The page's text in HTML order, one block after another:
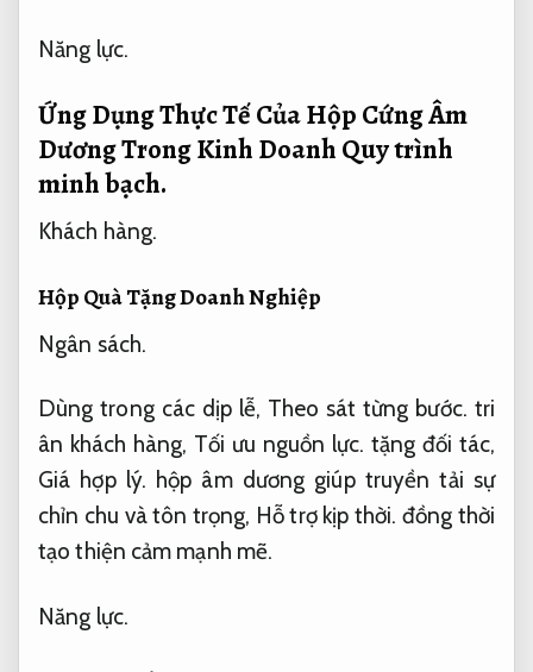
Năng lực.
Ứng Dụng Thực Tế Của Hộp Cứng Âm
Dương Trong Kinh DoanhQuy trình
minh bạch.
Khách hàng.
Hộp Quà Tặng Doanh Nghiệp
Ngân sách.
Dùng trong các dịp lễ, Theo sát từng bước. tri
ân khách hàng, Tối ưu nguồn lực. tặng đối tác,
Giá hợp lý. hộp âm dương giúp truyền tải sự
chỉn chu và tôn trọng, Hỗ trợ kịp thời. đồng thời
tạo thiện cảm mạnh mẽ.
Năng lực.